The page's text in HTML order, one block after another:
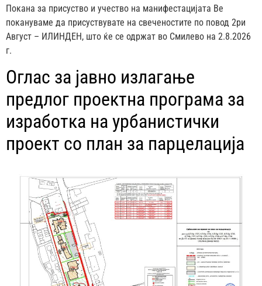
Покана за присуство и учество на манифестацијата Ве
покануваме да присуствувате на свеченостите по повод 2ри
Август – ИЛИНДЕН, што ќе се одржат во Смилево на 2.8.2026
г.
Оглас за јавно излагање
предлог проектна програма за
изработка на урбанистички
проект со план за парцелација